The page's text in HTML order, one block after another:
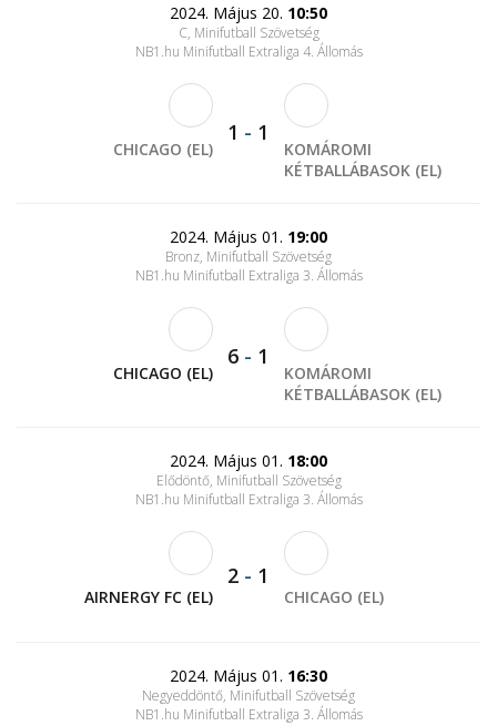
2024. Május 20. 10:50
C, Minifutball Szövetség
NB1.hu Minifutball Extraliga 4. Állomás
CHICAGO (EL)
1 - 1
KOMÁROMI
KÉTBALLÁBASOK (EL)
2024. Május 01. 19:00
Bronz, Minifutball Szövetség
NB1.hu Minifutball Extraliga 3. Állomás
CHICAGO (EL)
6 - 1
KOMÁROMI
KÉTBALLÁBASOK (EL)
2024. Május 01. 18:00
Elődöntő, Minifutball Szövetség
NB1.hu Minifutball Extraliga 3. Állomás
AIRNERGY FC (EL)
2 - 1
CHICAGO (EL)
2024. Május 01. 16:30
Negyeddöntő, Minifutball Szövetség
NB1.hu Minifutball Extraliga 3. Állomás